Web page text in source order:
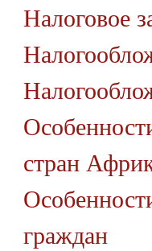
Налоговое
стран
граждан